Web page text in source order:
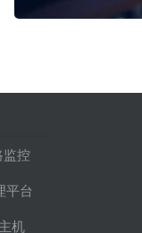
控
平台
机